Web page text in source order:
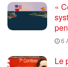
«
6
Le